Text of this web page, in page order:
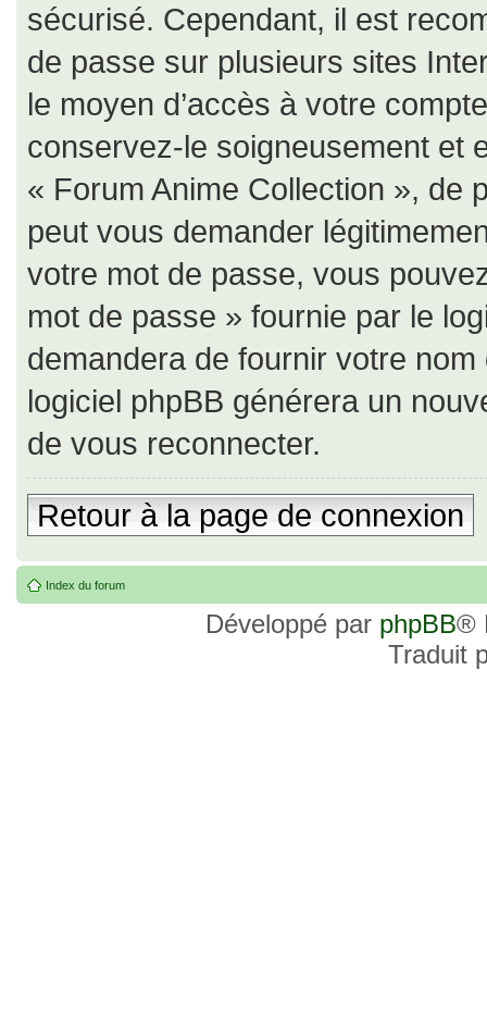
sécurisé. Cependant, il est
de passe sur plusieurs sites
le moyen d’accès à votre
conservez-le soigneusement et
« Forum Anime Collection », de
peut vous demander
votre mot de passe, vous
mot de passe » fournie par le
demandera de fournir votre
logiciel phpBB générera un
de vous reconnecter.
Retour à la page de connexion
Index du forum
Développé par phpBB®
Traduit